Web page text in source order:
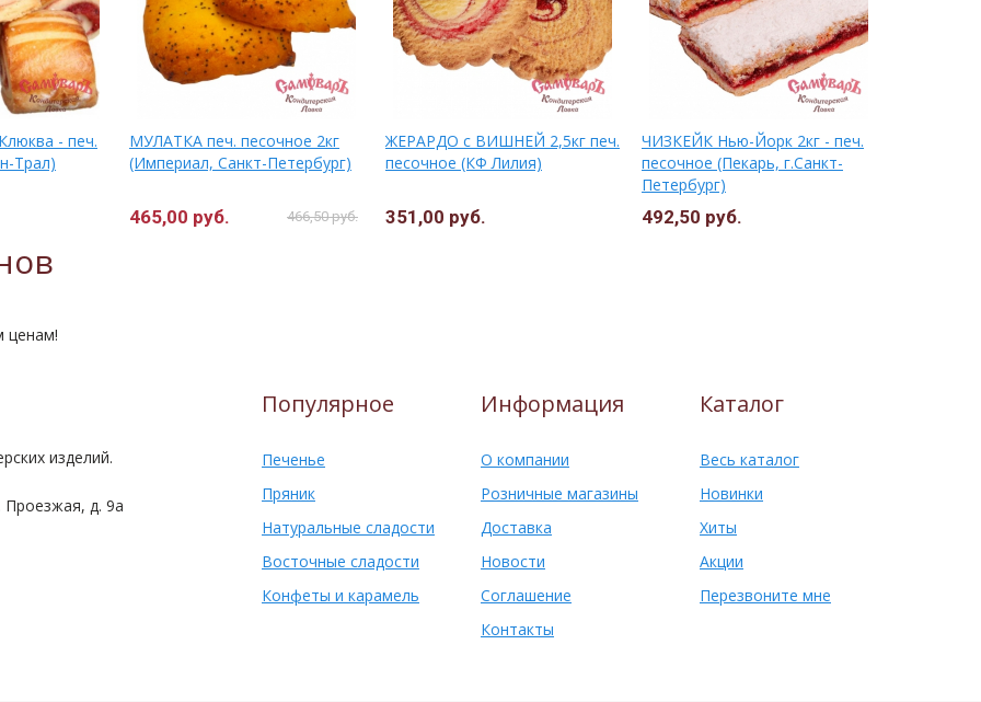
- печ.
Трал)
МУЛАТКА печ. песочное 2кг
(Империал, Санкт-Петербург)
465,00 руб. 466,50 руб.
ЖЕРАРДО с ВИШНЕЙ 2,5кг печ.
песочное (КФ Лилия)
351,00 руб.
ЧИЗКЕЙК Нью-Йорк 2кг - печ.
песочное (Пекарь, г.Санкт-
Петербург)
492,50 руб.
ценам!
изделий.
Проезжая, д. 9а
Популярное
Печенье
Пряник
Натуральные сладости
Восточные сладости
Конфеты и карамель
Информация
О компании
Розничные магазины
Доставка
Новости
Соглашение
Контакты
Каталог
Весь каталог
Новинки
Хиты
Акции
Перезвоните мне